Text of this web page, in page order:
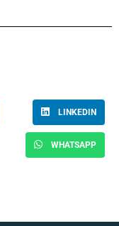
LINKEDIN
WHATSAPP